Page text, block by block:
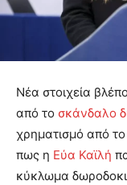
Νέα στοιχεία
από το σκάνδαλο
χρηματισμό από
πως η Εύα Καϊλή
κύκλωμα